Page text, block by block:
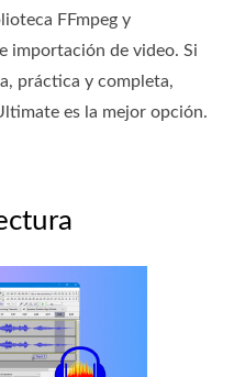
FFmpeg y
importación de video. Si
práctica y completa,
es la mejor opción.